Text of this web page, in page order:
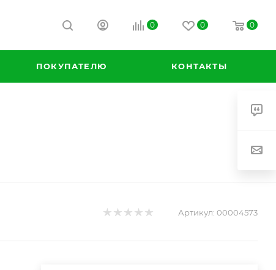
0 0 0
ПОКУПАТЕЛЮ КОНТАКТЫ
Артикул: 00004573